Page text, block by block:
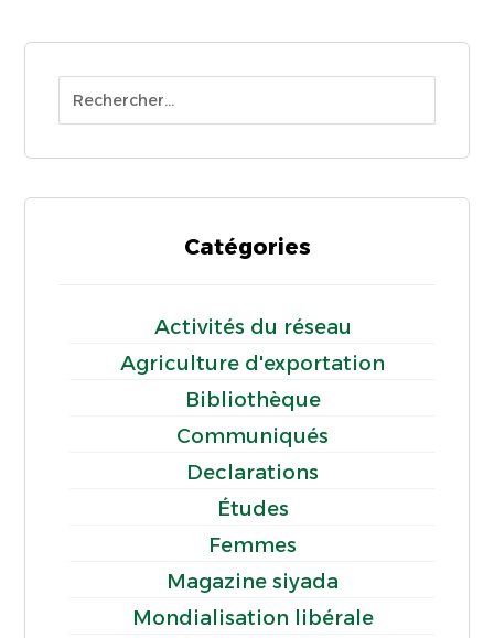
Catégories
Activités du réseau
Agriculture d'exportation
Bibliothèque
Communiqués
Declarations
Études
Femmes
Magazine siyada
Mondialisation libérale